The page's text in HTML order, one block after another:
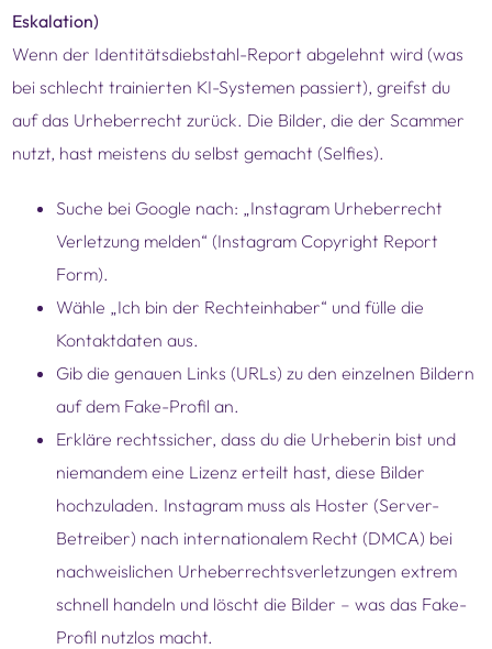
Eskalation)
Wenn der Identitätsdiebstahl-Report abgelehnt wird (was
bei schlecht trainierten KI-Systemen passiert), greifst du
auf das Urheberrecht zurück. Die Bilder, die der Scammer
nutzt, hast meistens du selbst gemacht (Selfies).
Suche bei Google nach: „Instagram Urheberrecht
Verletzung melden“ (Instagram Copyright Report
Form).
Wähle „Ich bin der Rechteinhaber“ und fülle die
Kontaktdaten aus.
Gib die genauen Links (URLs) zu den einzelnen Bildern
auf dem Fake-Profil an.
Erkläre rechtssicher, dass du die Urheberin bist und
niemandem eine Lizenz erteilt hast, diese Bilder
hochzuladen. Instagram muss als Hoster (Server-
Betreiber) nach internationalem Recht (DMCA) bei
nachweislichen Urheberrechtsverletzungen extrem
schnell handeln und löscht die Bilder – was das Fake-
Profil nutzlos macht.